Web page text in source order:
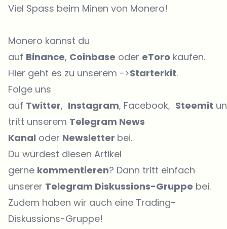
Viel Spass beim Minen von Monero!
Monero kannst du
auf Binance, Coinbase oder eToro kaufen.
Hier geht es zu unserem ->Starterkit.
Folge uns
auf Twitter, Instagram, Facebook, Steemit
tritt unserem Telegram News
Kanal oder Newsletter bei.
Du würdest diesen Artikel
gerne kommentieren? Dann tritt einfach
unserer Telegram Diskussions-Gruppe bei.
Zudem haben wir auch eine Trading-
Diskussions-Gruppe!